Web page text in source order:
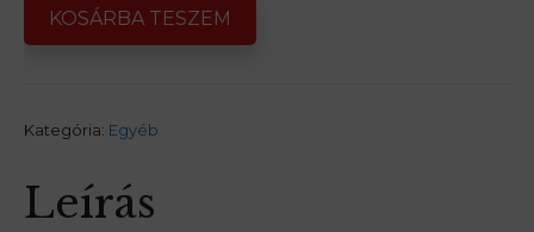
KOSÁRBA TESZEM
Kategória: Egyéb
Leírás